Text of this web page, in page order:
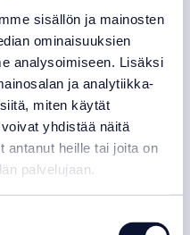
sisällön ja mainosten
ominaisuuksien
analysoimiseen. Lisäksi
ja analytiikka-
miten käytät
yhdistää näitä
antanut heille tai joita on
palvelujaan.